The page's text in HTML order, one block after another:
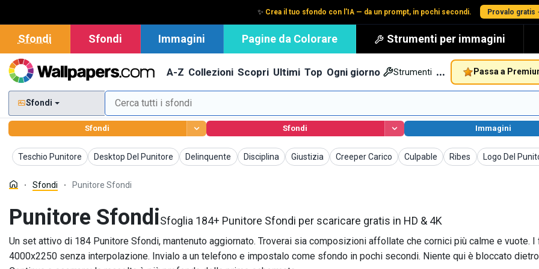
✨ Crea il tuo sfondo con l'IA — da un prompt, in pochi secondi. Provalo gratis
Sfondi Sfondi Immagini Pagine da Colorare Strumenti per immagini
A-Z Collezioni Scopri Ultimi Top Ogni giorno Strumenti … Passa a
Sfondi
Sfondi Sfondi Immagini
Teschio Punitore
Sfondi Desktop Del Punitore
Sfondi Delinquente
Sfondi Disciplina
Sfondi Giustizia
Sfondi Creeper Carico
Sfondi Culpable
Sfondi Ribes
Sfondi Logo Del
Sfondi
Sfondi Punitore Sfondi
Punitore SfondiSfoglia 184+ Punitore Sfondi per scaricare gratis in HD & 4K
Un set attivo di 184 Punitore Sfondi, mantenuto aggiornato. Troverai sia composizioni affollate che cornici più calme e vuote. I
4000x2250 senza interpolazione. Invialo a un telefono e impostalo come sfondo in pochi secondi. Niente qui è bloccato dietro